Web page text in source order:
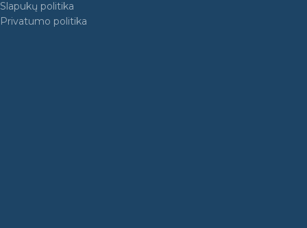
Slapukų politika
Privatumo politika